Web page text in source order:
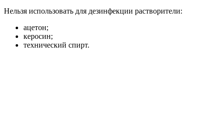
Нельзя использовать для дезинфекции растворители:
ацетон;
керосин;
технический спирт.